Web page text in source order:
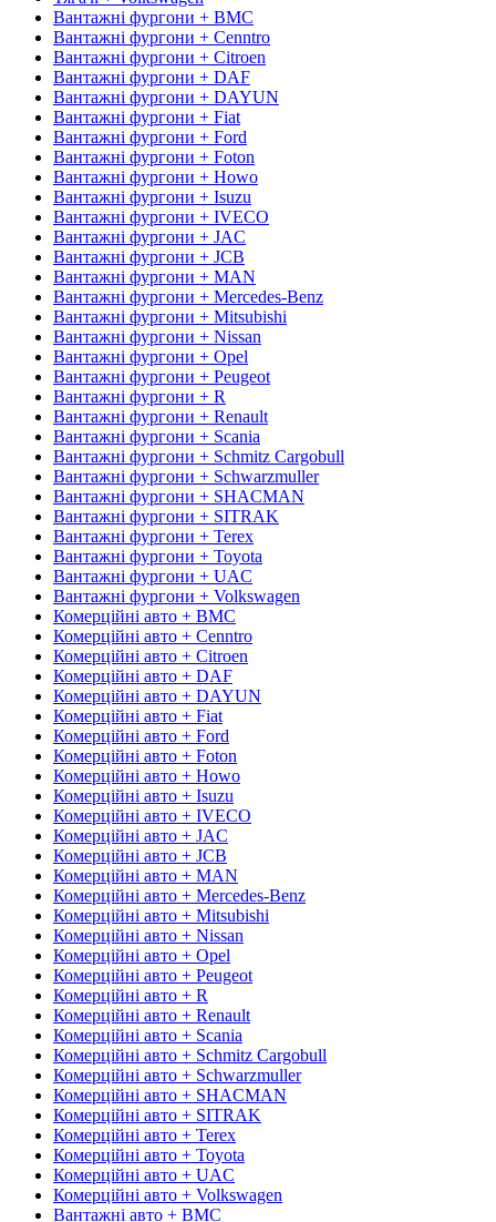
Вантажні фургони + BMC
Вантажні фургони + Cenntro
Вантажні фургони + Citroen
Вантажні фургони + DAF
Вантажні фургони + DAYUN
Вантажні фургони + Fiat
Вантажні фургони + Ford
Вантажні фургони + Foton
Вантажні фургони + Howo
Вантажні фургони + Isuzu
Вантажні фургони + IVECO
Вантажні фургони + JAC
Вантажні фургони + JCB
Вантажні фургони + MAN
Вантажні фургони + Mercedes-Benz
Вантажні фургони + Mitsubishi
Вантажні фургони + Nissan
Вантажні фургони + Opel
Вантажні фургони + Peugeot
Вантажні фургони + R
Вантажні фургони + Renault
Вантажні фургони + Scania
Вантажні фургони + Schmitz Cargobull
Вантажні фургони + Schwarzmuller
Вантажні фургони + SHACMAN
Вантажні фургони + SITRAK
Вантажні фургони + Terex
Вантажні фургони + Toyota
Вантажні фургони + UAC
Вантажні фургони + Volkswagen
Комерційні авто + BMC
Комерційні авто + Cenntro
Комерційні авто + Citroen
Комерційні авто + DAF
Комерційні авто + DAYUN
Комерційні авто + Fiat
Комерційні авто + Ford
Комерційні авто + Foton
Комерційні авто + Howo
Комерційні авто + Isuzu
Комерційні авто + IVECO
Комерційні авто + JAC
Комерційні авто + JCB
Комерційні авто + MAN
Комерційні авто + Mercedes-Benz
Комерційні авто + Mitsubishi
Комерційні авто + Nissan
Комерційні авто + Opel
Комерційні авто + Peugeot
Комерційні авто + R
Комерційні авто + Renault
Комерційні авто + Scania
Комерційні авто + Schmitz Cargobull
Комерційні авто + Schwarzmuller
Комерційні авто + SHACMAN
Комерційні авто + SITRAK
Комерційні авто + Terex
Комерційні авто + Toyota
Комерційні авто + UAC
Комерційні авто + Volkswagen
Вантажні авто + BMC